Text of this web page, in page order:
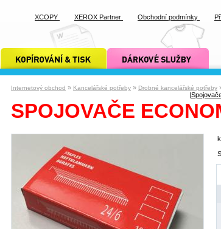
Internetový obchod » Kancelářské potřeby » Drobné kancelářské potřeby
|
SPOJOVAČE
kopírování a tisk xcopy dárkové služby xcopy
XCOPY XEROX Partner Obchodní podmínky